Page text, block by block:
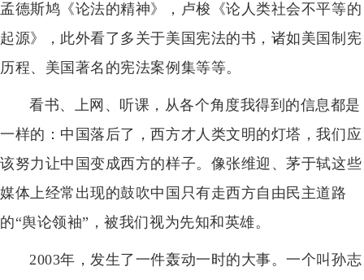
孟德斯鸠《论法的精神》，卢梭《论人类社会不平等的
起源》，此外看了多关于美国宪法的书，诸如美国制宪
历程、美国著名的宪法案例集等等。
看书、上网、听课，从各个角度我得到的信息都是
一样的：中国落后了，西方才人类文明的灯塔，我们应
该努力让中国变成西方的样子。像张维迎、茅于轼这些
媒体上经常出现的鼓吹中国只有走西方自由民主道路
的“舆论领袖”，被我们视为先知和英雄。
2003年，发生了一件轰动一时的大事。一个叫孙志